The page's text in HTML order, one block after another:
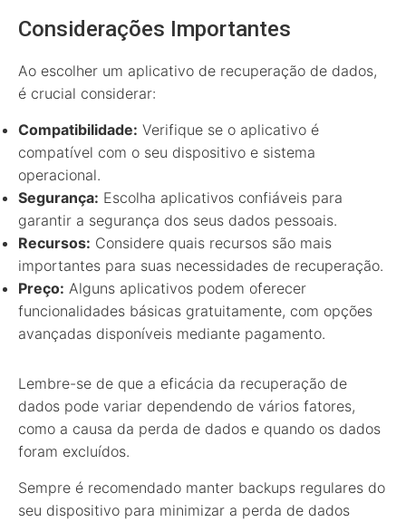
Considerações Importantes
Ao escolher um aplicativo de recuperação de dados,
é crucial considerar:
Compatibilidade: Verifique se o aplicativo é
compatível com o seu dispositivo e sistema
operacional.
Segurança: Escolha aplicativos confiáveis para
garantir a segurança dos seus dados pessoais.
Recursos: Considere quais recursos são mais
importantes para suas necessidades de recuperação.
Preço: Alguns aplicativos podem oferecer
funcionalidades básicas gratuitamente, com opções
avançadas disponíveis mediante pagamento.
Lembre-se de que a eficácia da recuperação de
dados pode variar dependendo de vários fatores,
como a causa da perda de dados e quando os dados
foram excluídos.
Sempre é recomendado manter backups regulares do
seu dispositivo para minimizar a perda de dados